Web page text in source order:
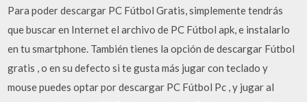
Para poder descargar PC Fútbol Gratis, simplemente tendrás
que buscar en Internet el archivo de PC Fútbol apk, e instalarlo
en tu smartphone. También tienes la opción de descargar Fútbol
gratis , o en su defecto si te gusta más jugar con teclado y
mouse puedes optar por descargar PC Fútbol Pc , y jugar al